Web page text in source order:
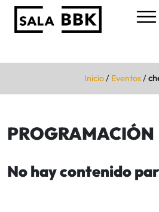
Inicio/ Eventos/
PROGRAMACIÓN
No hay contenido